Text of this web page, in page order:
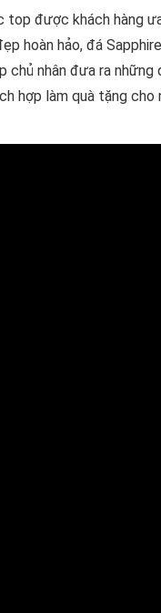
top được khách hàng
hoàn hảo, đá
chủ nhân đưa ra
hợp làm quà tặng